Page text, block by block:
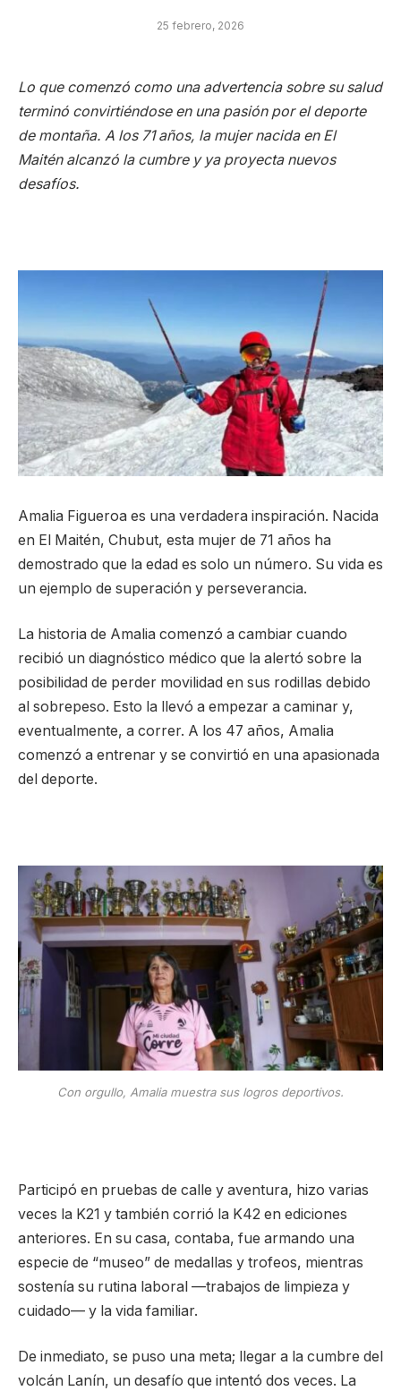
25 febrero, 2026
Lo que comenzó como una advertencia sobre su salud
terminó convirtiéndose en una pasión por el deporte
de montaña. A los 71 años, la mujer nacida en El
Maitén alcanzó la cumbre y ya proyecta nuevos
desafíos.
Amalia Figueroa es una verdadera inspiración. Nacida
en El Maitén, Chubut, esta mujer de 71 años ha
demostrado que la edad es solo un número. Su vida es
un ejemplo de superación y perseverancia.
La historia de Amalia comenzó a cambiar cuando
recibió un diagnóstico médico que la alertó sobre la
posibilidad de perder movilidad en sus rodillas debido
al sobrepeso. Esto la llevó a empezar a caminar y,
eventualmente, a correr. A los 47 años, Amalia
comenzó a entrenar y se convirtió en una apasionada
del deporte.
Con orgullo, Amalia muestra sus logros deportivos.
Participó en pruebas de calle y aventura, hizo varias
veces la K21 y también corrió la K42 en ediciones
anteriores. En su casa, contaba, fue armando una
especie de “museo” de medallas y trofeos, mientras
sostenía su rutina laboral —trabajos de limpieza y
cuidado— y la vida familiar.
De inmediato, se puso una meta; llegar a la cumbre del
volcán Lanín, un desafío que intentó dos veces. La